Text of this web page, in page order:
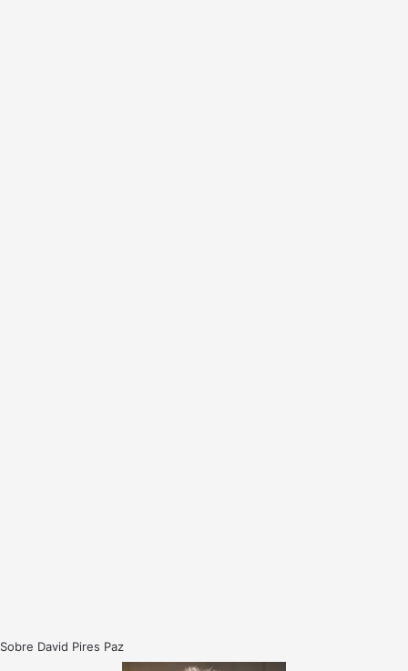
Sobre David Pires Paz